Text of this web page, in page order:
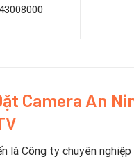
Camera An
là Công ty chuyên